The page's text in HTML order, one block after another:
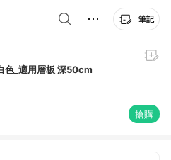
筆記
色_適用層板 深50cm
搶購